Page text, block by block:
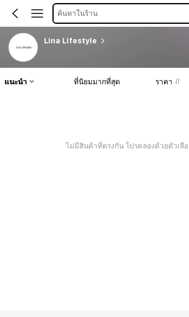
ค้นหาในร้าน
Lina Lifestyle
แนะนำ ที่นิยมมากที่สุด ราคา
ไม่มีสินค้าที่ตรงกัน โปรดลองด้วยตัวเลื